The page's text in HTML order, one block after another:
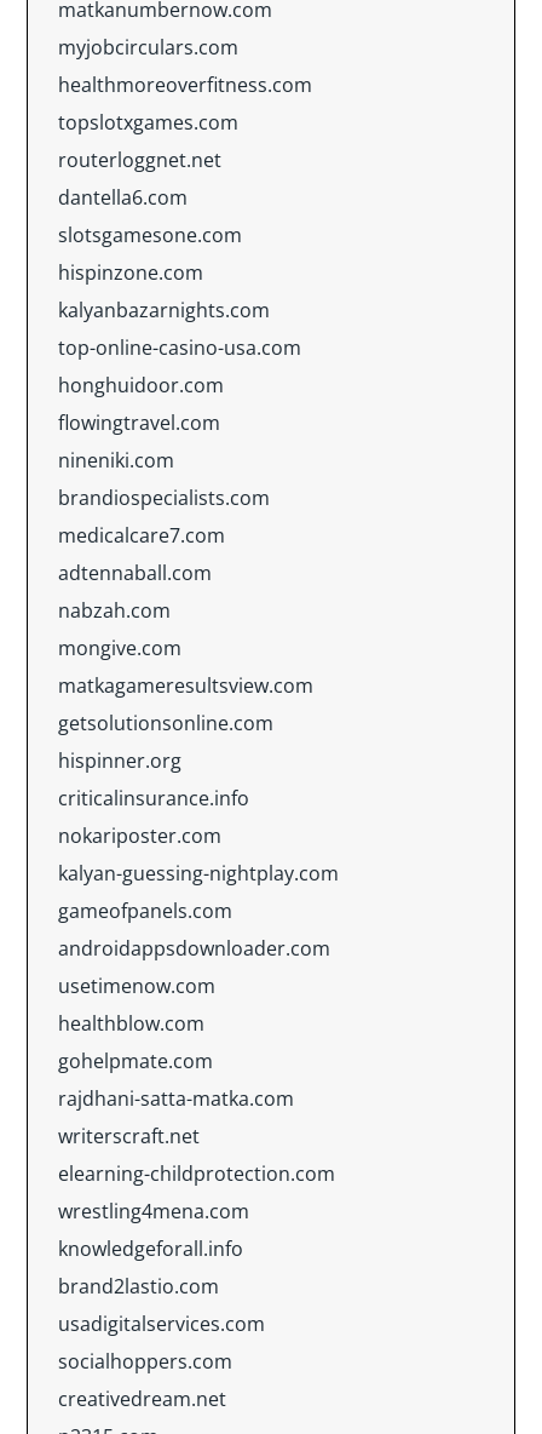
matkanumbernow.com
myjobcirculars.com
healthmoreoverfitness.com
topslotxgames.com
routerloggnet.net
dantella6.com
slotsgamesone.com
hispinzone.com
kalyanbazarnights.com
top-online-casino-usa.com
honghuidoor.com
flowingtravel.com
nineniki.com
brandiospecialists.com
medicalcare7.com
adtennaball.com
nabzah.com
mongive.com
matkagameresultsview.com
getsolutionsonline.com
hispinner.org
criticalinsurance.info
nokariposter.com
kalyan-guessing-nightplay.com
gameofpanels.com
androidappsdownloader.com
usetimenow.com
healthblow.com
gohelpmate.com
rajdhani-satta-matka.com
writerscraft.net
elearning-childprotection.com
wrestling4mena.com
knowledgeforall.info
brand2lastio.com
usadigitalservices.com
socialhoppers.com
creativedream.net